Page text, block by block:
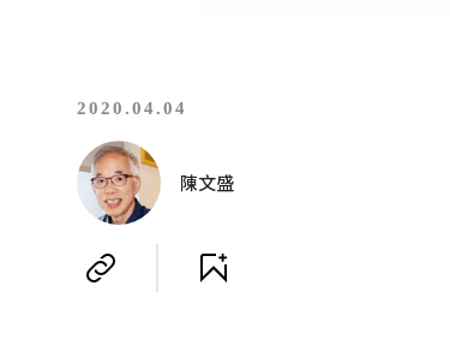
2020.04.04
陳文盛